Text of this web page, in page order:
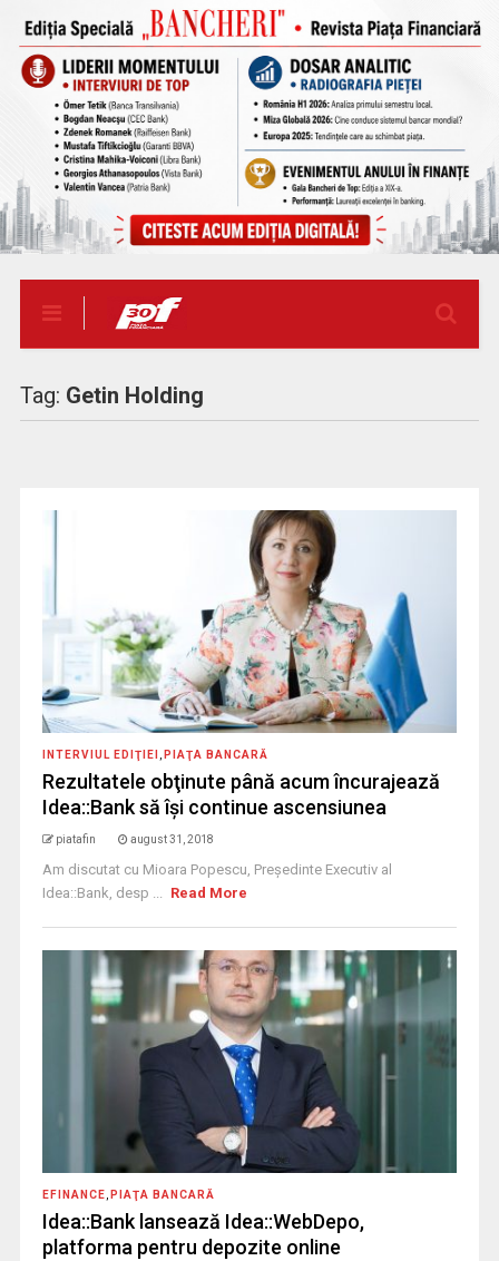
Tag: Getin Holding
INTERVIUL EDIŢIEI PIAŢA BANCARĂ
Rezultatele obţinute până acum încurajează
Idea::Bank să îşi continue ascensiunea
piatafin august 31, 2018
Am discutat cu Mioara Popescu, Președinte Executiv al
Idea::Bank, desp ... Read More
EFINANCE PIAŢA BANCARĂ
Idea::Bank lansează Idea::WebDepo,
platforma pentru depozite online